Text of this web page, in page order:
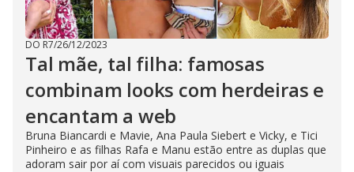
DO R7/26/12/2023
Tal mãe, tal filha: famosas
combinam looks com herdeiras e
encantam a web
Bruna Biancardi e Mavie, Ana Paula Siebert e Vicky, e Tici
Pinheiro e as filhas Rafa e Manu estão entre as duplas que
adoram sair por aí com visuais parecidos ou iguais